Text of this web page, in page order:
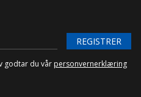
REGISTRER
godtar du vår personvernerklæring